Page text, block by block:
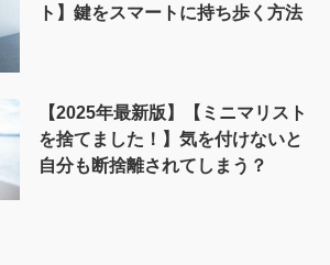
ト】鍵をスマートに持ち歩く方法
【2025年最新版】【ミニマリスト
を捨てました！】気を付けないと
自分も断捨離されてしまう？